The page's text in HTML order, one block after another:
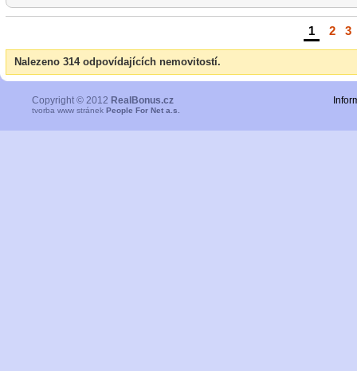
1 2 3
Nalezeno 314 odpovídajících nemovitostí.
Copyright © 2012 RealBonus.cz
tvorba www stránek People For Net a.s.